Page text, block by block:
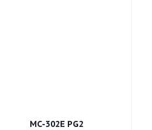
MC-302E PG2